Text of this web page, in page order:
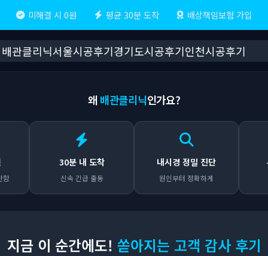
미해결 시 0원 평균 30분 도착 배상책임보험 가입
배관클리닉서울시공후기경기도시공후기인천시공후기
왜 배관클리닉인가요?
함
30분 내 도착
신속 긴급 출동
내시경 정밀 진단
원인부터 정확하게
지금 이 순간에도! 쏟아지는 고객 감사 후기